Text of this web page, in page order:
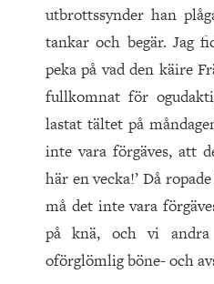
utbrottssynder han
tankar och begär. Jag
peka på vad den käire
fullkomnat för
lastat tältet på
inte vara förgäves, att
här en vecka!’ Då
må det inte vara
på knä, och vi
oförglömlig böne- och